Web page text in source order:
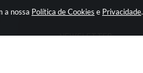
a nossa Política de Cookies e Privacidade.
NEWSLETTER: